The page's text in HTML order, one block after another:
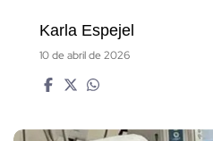
Karla Espejel
10 de abril de 2026